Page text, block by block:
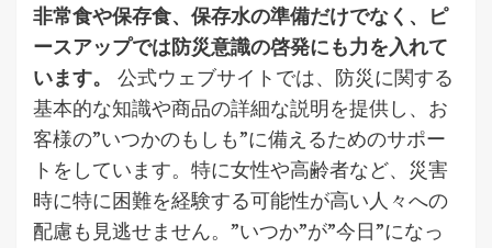
非常食や保存食、保存水の準備だけでなく、ピ
ースアップでは防災意識の啓発にも力を入れて
います。
公式ウェブサイトでは、防災に関する
基本的な知識や商品の詳細な説明を提供し、お
客様の”いつかのもしも”に備えるためのサポー
トをしています。特に女性や高齢者など、災害
時に特に困難を経験する可能性が高い人々への
配慮も見逃せません。”いつか”が”今日”になっ